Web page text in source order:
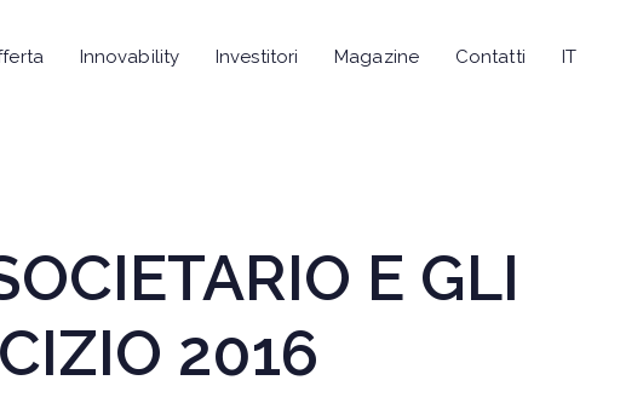
Innovability Investitori Magazine Contatti IT
E GLI
2016